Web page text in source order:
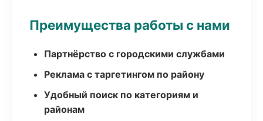
Преимущества работы с нами
Партнёрство с городскими службами
Реклама с таргетингом по району
Удобный поиск по категориям и
районам